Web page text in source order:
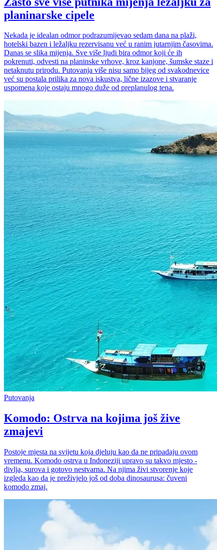
planinarske cipele
Nekada je idealan odmor podrazumijevao sedam dana na plaži,
hotelski bazen i ležaljku rezervisanu već u ranim jutarnjim časovima.
Danas se slika mijenja. Sve više ljudi bira odmor koji će ih
pokrenuti, odvesti na planinske vrhove, kroz kanjone, šumske staze i
netaknutu prirodu. Putovanja više nisu samo bijeg od svakodnevice
već su postala prilika za nova iskustva, lične izazove i stvaranje
uspomena koje ostaju mnogo duže od preplanulog tena.
Putovanja
Komodo: Ostrva na kojima još žive
zmajevi
Postoje mjesta na svijetu koja djeluju kao da ne pripadaju ovom
vremenu. Komodo ostrva u Indoneziji upravo su takvo mjesto -
divlja, surova i gotovo nestvarna. Na njima živi stvorenje koje
izgleda kao da je preživjelo još od doba dinosaurusa: čuveni
komodo zmaj.